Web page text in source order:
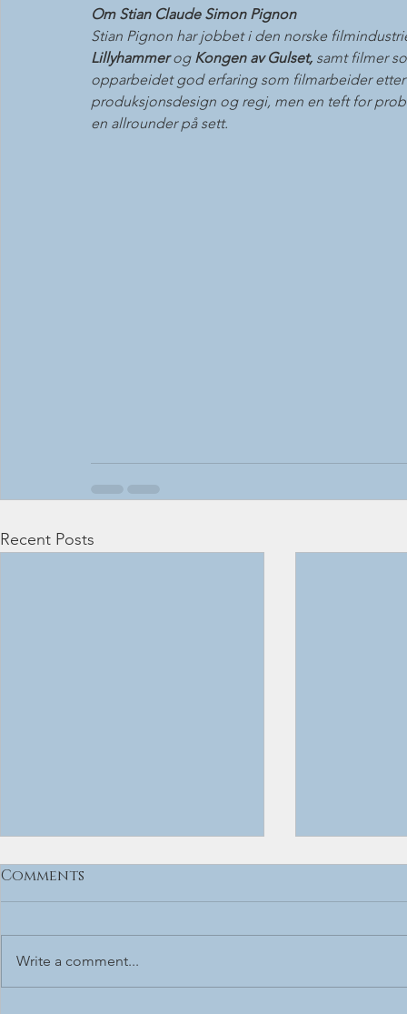
Om Stian Claude Simon Pignon
Stian Pignon har jobbet i den norske
Lillyhammer og Kongen av Gulset, samt filmer
opparbeidet god erfaring som filmarbeider
produksjonsdesign og regi, men en teft for
en allrounder på sett.
Recent Posts
Comments
Write a comment...